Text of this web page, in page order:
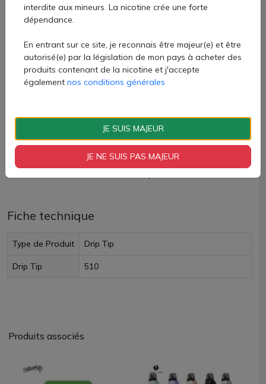
Drip tip Senor Drip 510 vendu à l'unité chez AZVape e-
3,40 €
Quantité
Paiement 100% sécurisé
Fiche technique
Type de Produit Drip Tip
Drip Tip 510
Produits associés
interdite aux mineurs. La nicotine crée une forte
dépendance.
En entrant sur ce site, je reconnais être majeur(e) et être
autorisé(e) par la législation de mon pays à acheter des
produits contenant de la nicotine et j'accepte
également nos conditions générales
JE SUIS MAJEUR
JE NE SUIS PAS MAJEUR